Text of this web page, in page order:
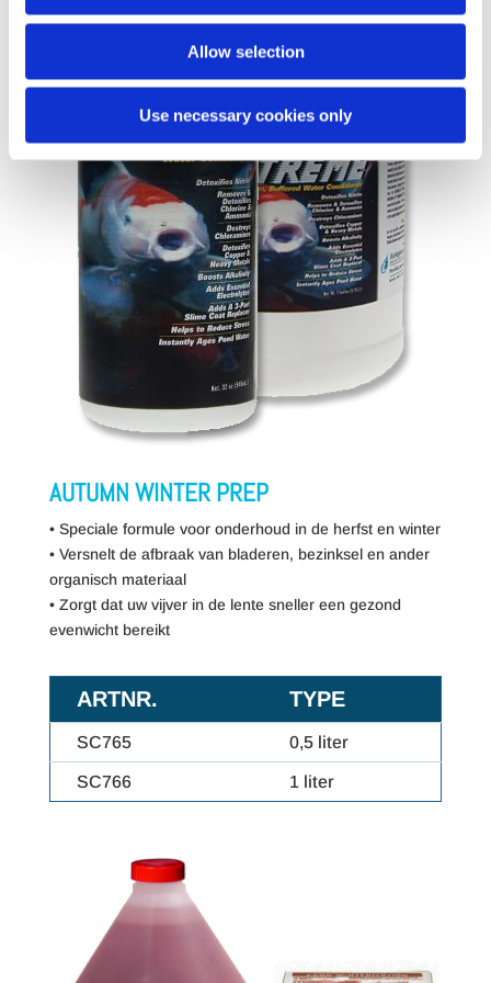
Allow selection
Use necessary cookies only
AUTUMN WINTER PREP
• Speciale formule voor onderhoud in de herfst en winter
• Versnelt de afbraak van bladeren, bezinksel en ander
organisch materiaal
• Zorgt dat uw vijver in de lente sneller een gezond
evenwicht bereikt
ARTNR. TYPE
SC765 0,5 liter
SC766 1 liter